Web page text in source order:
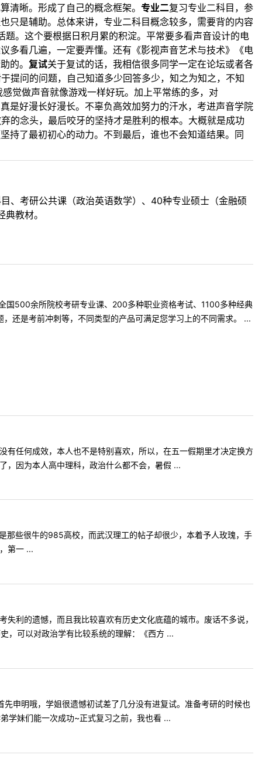
清晰。形成了自己的概念框架。 专业二复习专业二科目，参
只是辅助。总体来讲，专业二科目概念较多，需要背的内容
。这个要根据日积月累的积淀。平常要多看声音设计的电
多看几遍，一定要弄懂。还有《影视声音艺术与技术》《电
的。 复试关于复试的话，我相信很多同学一定在论坛或者各
提问的问题，自己知道多少回答多少，知之为知之，不知
觉做声音就像游戏一样好玩。加上平常练的多，对
是好漫长好漫长。不辜负高效加努力的汗水，考进声音学院
的念头，最后咬牙的坚持才是胜利的根本。大概就是成功
持了最初初心的动力。不到最后，谁也不会知道结果。同
、考研公共课（政治英语数学）、40种专业硕士（金融硕
教材。
国500余所院校考研专业课、200多种职业资格考试、1100多种经典
还是考前冲刺等，不同类型的产品可满足您学习上的不同需求。 ...
有任何成效，本人也不是特别喜欢，所以，在五一假期里才决定换方
，因为本人高中理科，政治什么都不会，暑假 ...
那些很牛的985高校，而武汉理工的帖子却很少，本着予人玫瑰，手
第一 ...
利的遗憾，而且我比较喜欢有历史文化底蕴的城市。废话不多说，
，可以对政治学有比较系统的理解：《西方 ...
申明哦，学姐很遗憾初试差了几分没有进复试。准备考研的时候也
学妹们能一次成功~正式复习之前，我也看 ...